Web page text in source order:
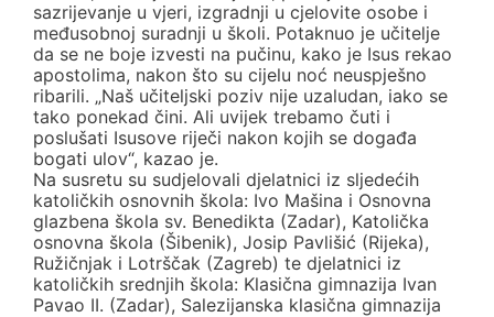
sazrijevanje u vjeri, izgradnji u cjelovite osobe i
međusobnoj suradnji u školi. Potaknuo je učitelje
da se ne boje izvesti na pučinu, kako je Isus rekao
apostolima, nakon što su cijelu noć neuspješno
ribarili. „Naš učiteljski poziv nije uzaludan, iako se
tako ponekad čini. Ali uvijek trebamo čuti i
poslušati Isusove riječi nakon kojih se događa
bogati ulov“, kazao je.
Na susretu su sudjelovali djelatnici iz sljedećih
katoličkih osnovnih škola: Ivo Mašina i Osnovna
glazbena škola sv. Benedikta (Zadar), Katolička
osnovna škola (Šibenik), Josip Pavlišić (Rijeka),
Ružičnjak i Lotrščak (Zagreb) te djelatnici iz
katoličkih srednjih škola: Klasična gimnazija Ivan
Pavao II. (Zadar), Salezijanska klasična gimnazija